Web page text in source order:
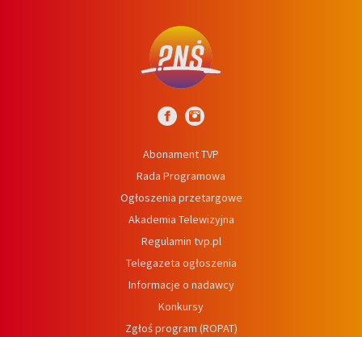
Abonament TVP
Rada Programowa
Ogłoszenia przetargowe
Akademia Telewizyjna
Regulamin tvp.pl
Telegazeta ogłoszenia
Informacje o nadawcy
Konkursy
Zgłoś program (ROPAT)